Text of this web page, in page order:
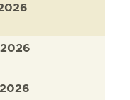
&
VOR ORT
UNS